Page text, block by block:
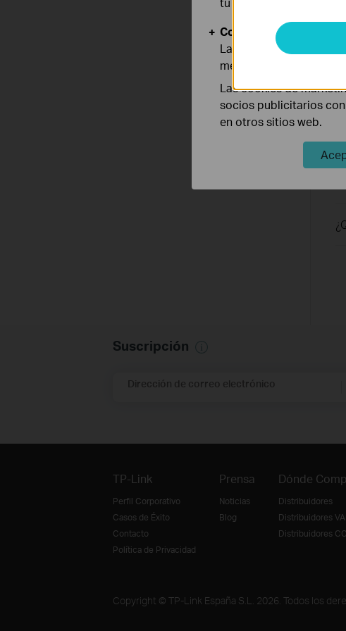
Suscripción
Dirección de correo electrónico
TP-Link
Perfil Corporativo
Casos de Éxito
Contacto
Política de Privacidad
Prensa
Noticias
Blog
Dónde
Distribuidores
Distribuidores
Distribuidores
Copyright © TP-Link España S.L. 2026. Todos los
Cookies de Análisis y
Las cookies de análisis
mejorar y adaptar la
Las cookies de
socios publicitarios
en otros sitios web.